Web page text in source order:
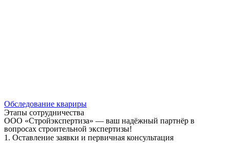
Обследование квариры
Этапы сотрудничества
ООО «Стройэкспертиза» — ваш надёжный партнёр в
вопросах строительной экспертизы!
1. Оставление заявки и первичная консультация